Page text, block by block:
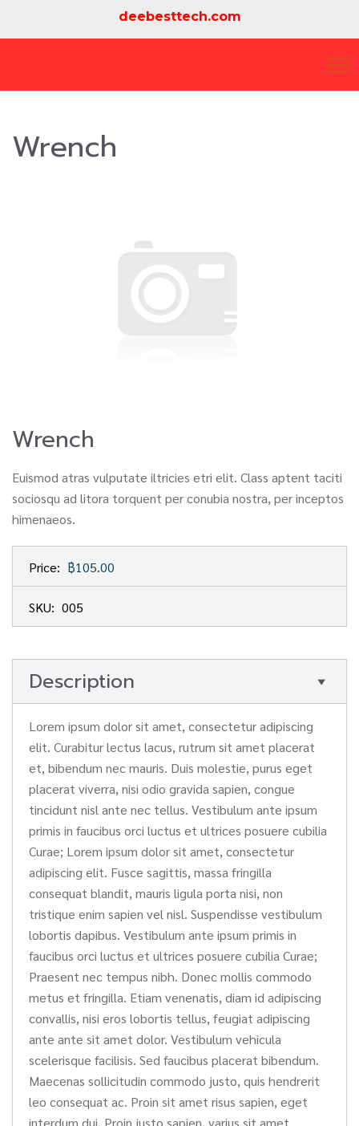
deebesttech.com
Wrench
Wrench
Euismod atras vulputate iltricies etri elit. Class aptent taciti
sociosqu ad litora torquent per conubia nostra, per inceptos
himenaeos.
Price: ฿105.00
SKU: 005
Description
Lorem ipsum dolor sit amet, consectetur adipiscing
elit. Curabitur lectus lacus, rutrum sit amet placerat
et, bibendum nec mauris. Duis molestie, purus eget
placerat viverra, nisi odio gravida sapien, congue
tincidunt nisl ante nec tellus. Vestibulum ante ipsum
primis in faucibus orci luctus et ultrices posuere cubilia
Curae; Lorem ipsum dolor sit amet, consectetur
adipiscing elit. Fusce sagittis, massa fringilla
consequat blandit, mauris ligula porta nisi, non
tristique enim sapien vel nisl. Suspendisse vestibulum
lobortis dapibus. Vestibulum ante ipsum primis in
faucibus orci luctus et ultrices posuere cubilia Curae;
Praesent nec tempus nibh. Donec mollis commodo
metus et fringilla. Etiam venenatis, diam id adipiscing
convallis, nisi eros lobortis tellus, feugiat adipiscing
ante ante sit amet dolor. Vestibulum vehicula
scelerisque facilisis. Sed faucibus placerat bibendum.
Maecenas sollicitudin commodo justo, quis hendrerit
leo consequat ac. Proin sit amet risus sapien, eget